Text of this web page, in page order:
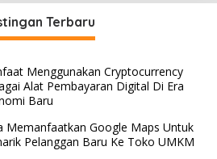
Terbaru
Menggunakan Cryptocurrency
Alat Pembayaran Digital Di Era
Baru
Memanfaatkan Google Maps Untuk
Pelanggan Baru Ke Toko UMKM